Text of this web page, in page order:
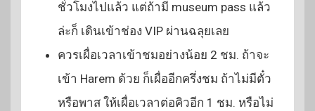
ชั่วโมงไปแล้ว แต่ถ้ามี museum pass แล้ว
ล่ะก็ เดินเข้าช่อง VIP ผ่านฉลุยเลย
ควรเผื่อเวลาเข้าชมอย่างน้อย 2 ชม. ถ้าจะ
เข้า Harem ด้วย ก็เผื่ออีกครึ่งชม ถ้าไม่มีตั๋ว
หรือพาส ให้เผื่อเวลาต่อคิวอีก 1 ชม. หรือไม่